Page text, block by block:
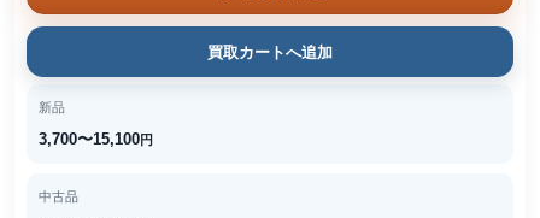
買取カートへ追加
新品
3,700〜15,100円
中古品